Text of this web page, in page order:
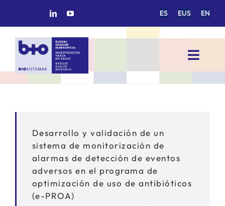
ES EUS EN
Toggle
INICIO
ÁREAS DE INVESTIGACIÓN
GRUPOS DE INVESTIGACIÓN
Desarrollo y validación de un
sistema de monitorización de
alarmas de detección de eventos
adversos en el programa de
optimización de uso de antibióticos
(e-PROA)